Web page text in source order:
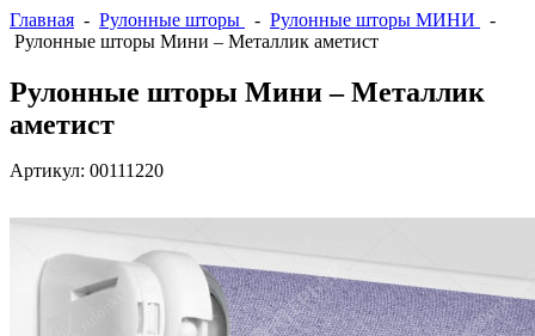
Главная - Рулонные шторы - Рулонные шторы МИНИ
-
Рулонные шторы Мини – Металлик аметист
Рулонные шторы Мини – Металлик
аметист
Артикул: 00111220